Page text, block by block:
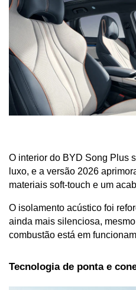
O interior do BYD Song Plus
luxo, e a versão 2026
materiais soft-touch e um
O isolamento acústico foi
ainda mais silenciosa,
combustão está em
Tecnologia de ponta e